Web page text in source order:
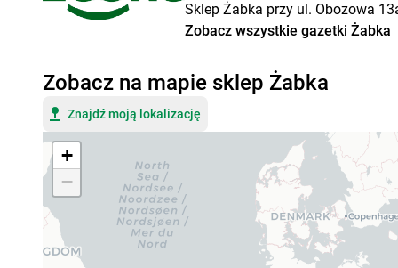
Sklep Żabka przy ul. Obozowa
Zobacz wszystkie gazetki Żabka
Zobacz na mapie sklep Żabka
Znajdź moją lokalizację
+
−